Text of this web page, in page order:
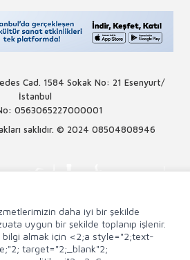
Cad. 1584 Sokak No: 21 Esenyurt/
İstanbul
0563065227000001
saklıdır. © 2024 08504808946
daha iyi bir şekilde
uygun bir şekilde toplanıp işlenir.
bilgi almak için <2;a style="2;text-
target="2;_blank"2;